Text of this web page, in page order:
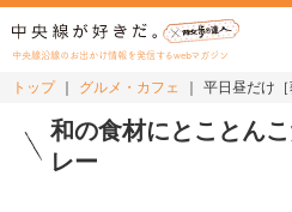
中央線沿線のお出かけ情報を発信するwebマガジン
グルメ・カフェ
トップ グルメ・カフェ 平日昼だけ［
和の食材にとことん
レー